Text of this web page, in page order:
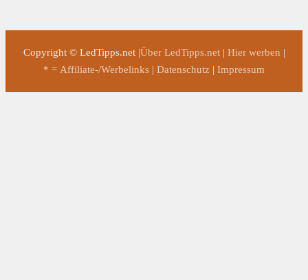
Copyright © LedTipps.net |Über LedTipps.net| Hier werben |
* = Affiliate-/Werbelinks | Datenschutz | Impressum